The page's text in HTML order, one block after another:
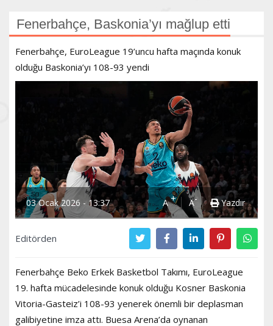
Fenerbahçe, Baskonia’yı mağlup etti
Fenerbahçe, EuroLeague 19’uncu hafta maçında konuk
olduğu Baskonia’yı 108-93 yendi
03 Ocak 2026 - 13:37 A+ A- Yazdır
Editörden
Fenerbahçe Beko Erkek Basketbol Takımı, EuroLeague
19. hafta mücadelesinde konuk olduğu Kosner Baskonia
Vitoria-Gasteiz’i 108-93 yenerek önemli bir deplasman
galibiyetine imza attı. Buesa Arena’da oynanan